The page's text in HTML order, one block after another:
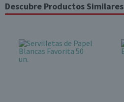
Descubre Productos Similares